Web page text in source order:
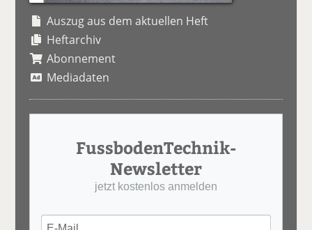
Auszug aus dem aktuellen Heft
Heftarchiv
Abonnement
Mediadaten
FussbodenTechnik-
Newsletter
jetzt kostenlos anmelden